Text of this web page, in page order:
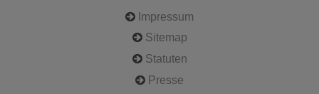
Impressum
Sitemap
Statuten
Presse